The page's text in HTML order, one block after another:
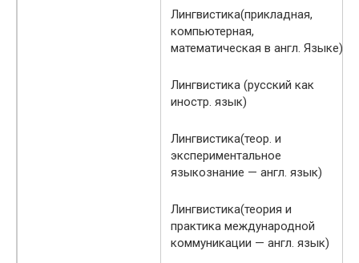
Лингвистика(прикладная,
компьютерная,
математическая в англ. Языке)
Лингвистика (русский как
иностр. язык)
Лингвистика(теор. и
экспериментальное
языкознание — англ. язык)
Лингвистика(теория и
практика международной
коммуникации — англ. язык)